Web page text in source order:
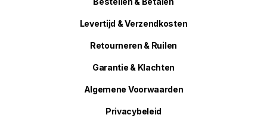
Levertijd & Verzendkosten
Retourneren & Ruilen
Garantie & Klachten
Algemene Voorwaarden
Privacybeleid